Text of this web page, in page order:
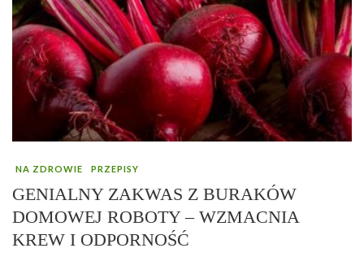
NA ZDROWIE PRZEPISY
GENIALNY ZAKWAS Z BURAKÓW
DOMOWEJ ROBOTY – WZMACNIA
KREW I ODPORNOŚĆ